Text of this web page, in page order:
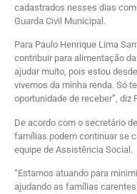
cadastrados nesses dias
Guarda Civil Municipal.
Para Paulo Henrique Lima
contribuir para alimentação
ajudar muito, pois estou
vivemos da minha renda. Só
oportunidade de receber”, diz
De acordo com o secretário
famílias podem continuar se
equipe de Assistência Social.
“Estamos atuando para
ajudando as famílias